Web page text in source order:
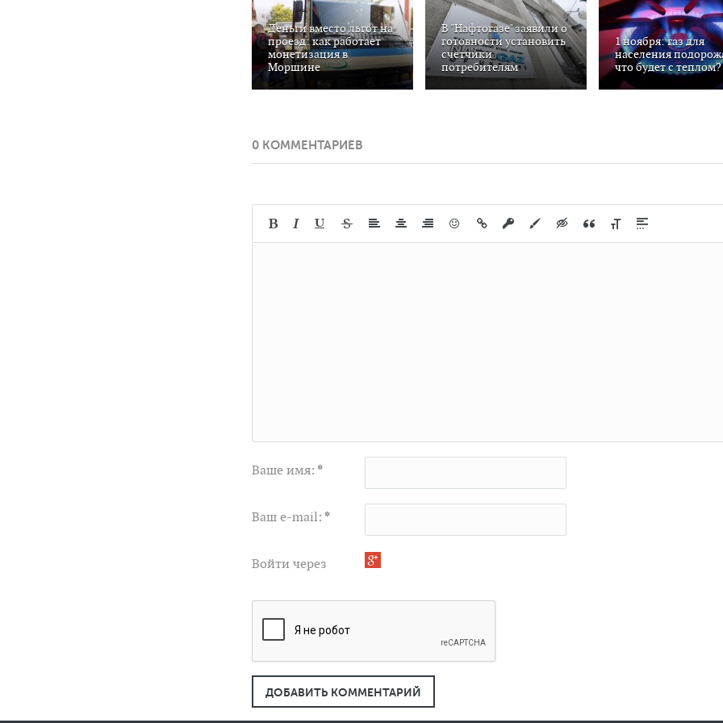
Деньги вместо льгот на
проезд: как работает
монетизация в
Моршине
В "Нафтогазе" заявили о
готовности установить
счетчики
потребителям
1 ноября: газ для
населения
что будет с теплом?
0 КОММЕНТАРИЕВ
Ваше имя: *
Ваш e-mail: *
Войти через
ДОБАВИТЬ КОММЕНТАРИЙ